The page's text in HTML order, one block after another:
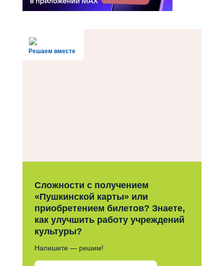
Решаем вместе
Сложности с получением
«Пушкинской карты» или
приобретением билетов? Знаете,
как улучшить работу учреждений
культуры?
Напишите — решим!